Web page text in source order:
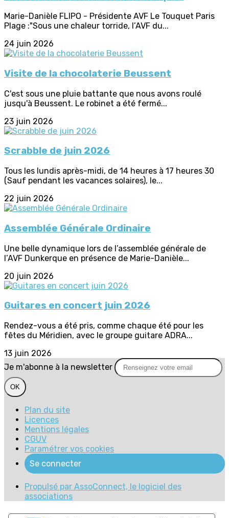
Marie-Danièle FLIPO - Présidente AVF Le Touquet Paris
Plage :"Sous une chaleur torride, l’AVF du...
24 juin 2026
Visite de la chocolaterie Beussent
C'est sous une pluie battante que nous avons roulé
jusqu'à Beussent. Le robinet a été fermé...
23 juin 2026
Scrabble de juin 2026
Tous les lundis après-midi, de 14 heures à 17 heures 30
(Sauf pendant les vacances solaires), le...
22 juin 2026
Assemblée Générale Ordinaire
Une belle dynamique lors de l’assemblée générale de
l’AVF Dunkerque en présence de Marie-Danièle...
20 juin 2026
Guitares en concert juin 2026
Rendez-vous a été pris, comme chaque été pour les
fêtes du Méridien, avec le groupe guitare ADRA...
13 juin 2026
Je m'abonne à la newsletter
OK
Plan du site
Licences
Mentions légales
CGUV
Paramétrer vos cookies
Se connecter
Propulsé par AssoConnect, le logiciel des
associations